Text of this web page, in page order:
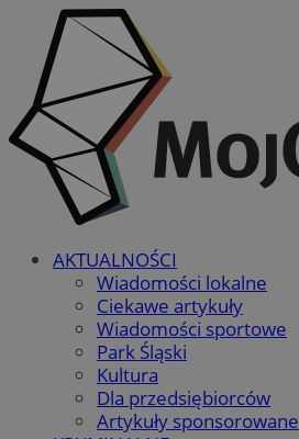
AKTUALNOŚCI
Wiadomości lokalne
Ciekawe artykuły
Wiadomości sportowe
Park Śląski
Kultura
Dla przedsiębiorców
Artykuły sponsorowane